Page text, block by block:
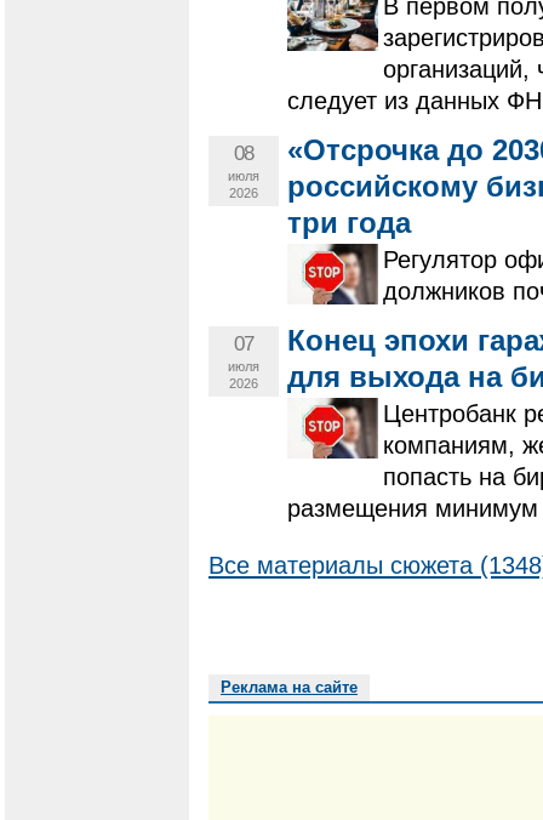
В первом
следует из данных
08
июля
2026
«Отсрочка до
российскому
три года
Регулятор
должников
07
июля
2026
Конец эпохи
для выхода на
Центробанк
компаниям,
попасть на
размещения
Все материалы сюжета
Реклама на сайте